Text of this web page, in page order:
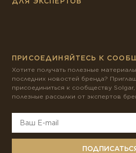
ПРИСОЕДИНЯЙТЕСЬ К
Хотите получать полезные
последних новостей бренда?
присоединиться к сообществу
полезные рассылки от экспертов